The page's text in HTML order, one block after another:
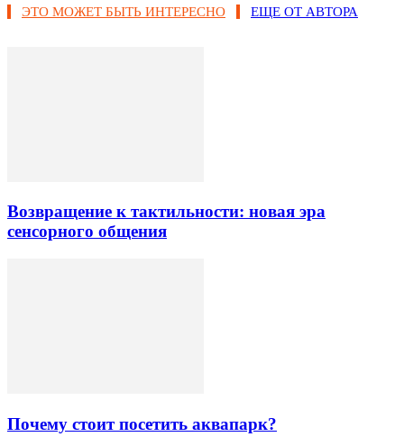
ЭТО МОЖЕТ БЫТЬ ИНТЕРЕСНО ЕЩЕ ОТ АВТОРА
Возвращение к тактильности: новая эра
сенсорного общения
Почему стоит посетить аквапарк?